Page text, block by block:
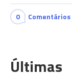
0 Comentários
Últimas